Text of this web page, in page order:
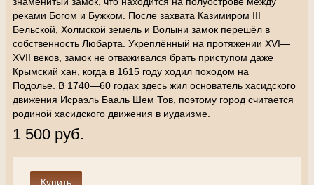
реками Богом и Бужком. После захвата Казимиром III
Бельской, Холмской земель и Волыни замок перешёл в
собственность Любарта. Укреплённый на протяжении XVI—
XVII веков, замок не отваживался брать приступом даже
Крымский хан, когда в 1615 году ходил походом на
Подолье. В 1740—60 годах здесь жил основатель хасидского
движения Исраэль Бааль Шем Тов, поэтому город считается
родиной хасидского движения в иудаизме.
1 500 руб.